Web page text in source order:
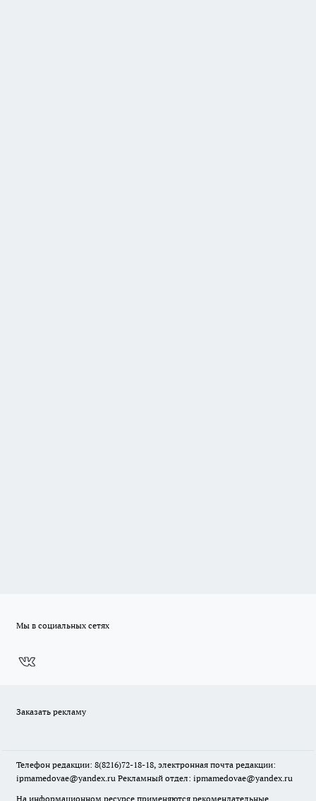
Мы в социальных сетях
Заказать рекламу
Телефон редакции: 8(8216)72-18-18, электронная почта редакции:
ipmamedovae@yandex.ru Рекламный отдел: ipmamedovae@yandex.ru
На информационном ресурсе применяются рекомендательные